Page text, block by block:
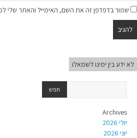
שמור בדפדפן זה את השם, האימייל והאתר שלי
לא ידע בין ימינו לשמאלו
Archives
יולי 2026
יוני 2026